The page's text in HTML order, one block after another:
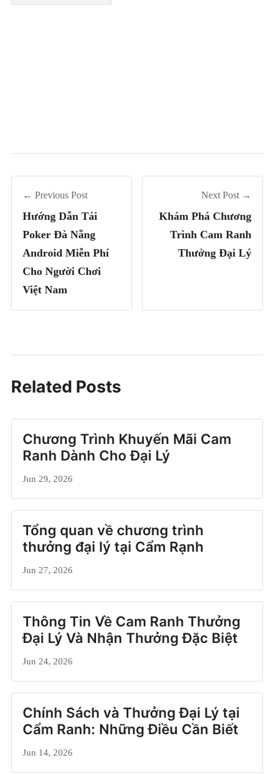
← Previous Post
Hướng Dẫn Tải
Poker Đà Nẵng
Android Miễn Phí
Cho Người Chơi
Việt Nam
Next Post →
Khám Phá Chương
Trình Cam Ranh
Thưởng Đại Lý
Related Posts
Chương Trình Khuyến Mãi Cam
Ranh Dành Cho Đại Lý
Jun 29, 2026
Tổng quan về chương trình
thưởng đại lý tại Cẩm Rạnh
Jun 27, 2026
Thông Tin Về Cam Ranh Thưởng
Đại Lý Và Nhận Thưởng Đặc Biệt
Jun 24, 2026
Chính Sách và Thưởng Đại Lý tại
Cẩm Ranh: Những Điều Cần Biết
Jun 14, 2026